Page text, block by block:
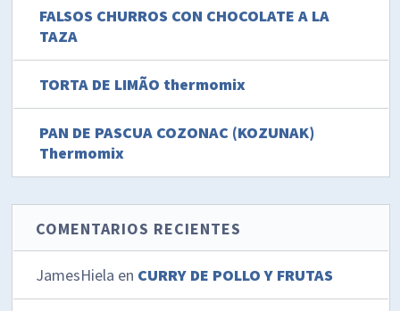
FALSOS CHURROS CON CHOCOLATE A LA
TAZA
TORTA DE LIMÃO thermomix
PAN DE PASCUA COZONAC (KOZUNAK)
Thermomix
COMENTARIOS RECIENTES
JamesHiela en CURRY DE POLLO Y FRUTAS